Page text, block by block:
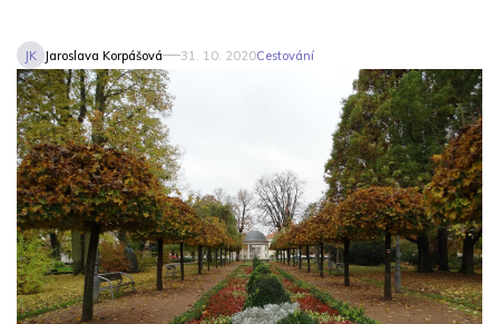
JK Jaroslava Korpášová 31. 10. 2020Cestování